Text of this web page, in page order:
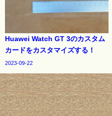
Huawei Watch GT 3のカスタム
カードをカスタマイズする！
2023-09-22